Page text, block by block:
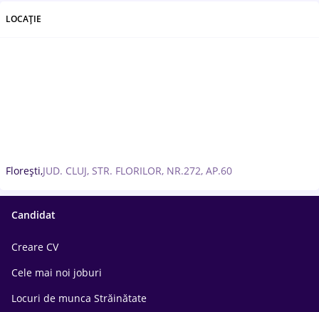
LOCAȚIE
Florești,JUD. CLUJ, STR. FLORILOR, NR.272, AP.60
Candidat
Creare CV
Cele mai noi joburi
Locuri de munca Străinătate